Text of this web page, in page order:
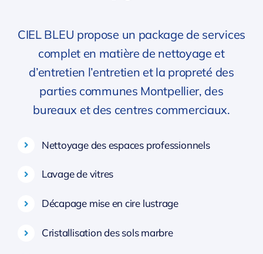
CIEL BLEU propose un package de services
complet en matière de nettoyage et
d’entretien l’entretien et la propreté des
parties communes Montpellier, des
bureaux et des centres commerciaux.
Nettoyage des espaces professionnels
Lavage de vitres
Décapage mise en cire lustrage
Cristallisation des sols marbre